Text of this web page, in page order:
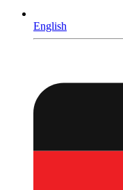
English